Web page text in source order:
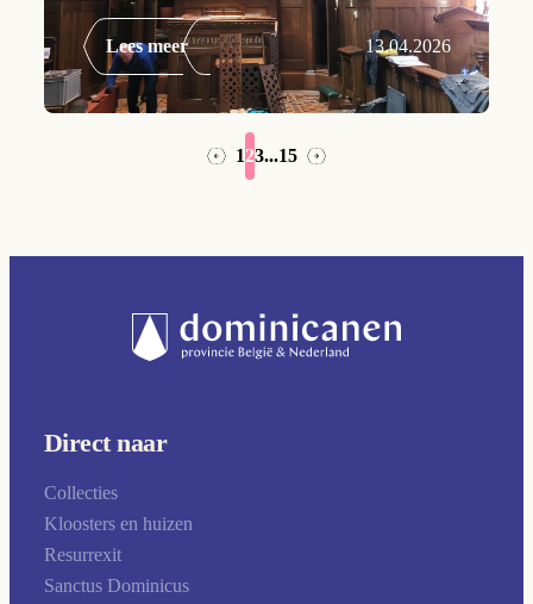
Lees meer 13.04.2026
← 123...15 →
Direct naar
Collecties
Kloosters en huizen
Resurrexit
Sanctus Dominicus